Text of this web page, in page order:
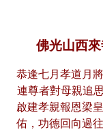
佛光山西
恭逢七月孝道月
連尊者對母親追
啟建孝親報恩梁
佑，功德回向過